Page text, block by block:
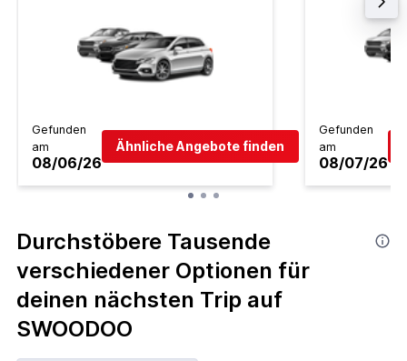
Gefunden
am
08/06/26
Ähnliche Angebote finden
Gefunden
am
08/07/26
Durchstöbere Tausende
verschiedener Optionen für
deinen nächsten Trip auf
SWOODOO